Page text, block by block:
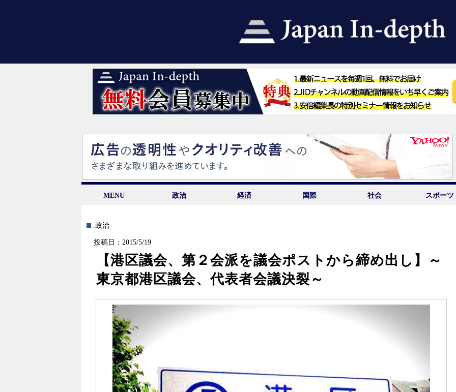
MENU 政治 経済 国際 社会 スポーツ
.政治
投稿日：2015/5/19
【港区議会、第２会派を議会ポストから締め出し】～
東京都港区議会、代表者会議決裂～